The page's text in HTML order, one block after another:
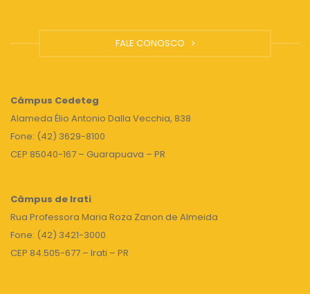
FALE CONOSCO
Câmpus Cedeteg
Alameda Élio Antonio Dalla Vecchia, 838
Fone: (42) 3629-8100
CEP 85040-167 – Guarapuava – PR
Câmpus de Irati
Rua Professora Maria Roza Zanon de Almeida
Fone: (42) 3421-3000
CEP 84.505-677 – Irati – PR